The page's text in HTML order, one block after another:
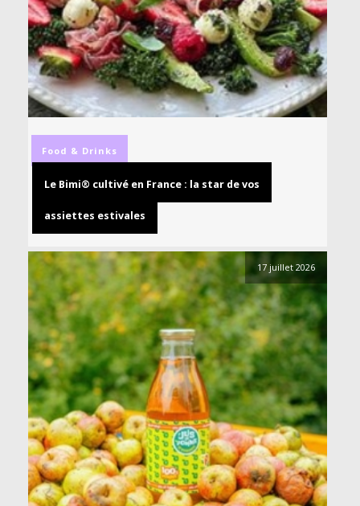
Food & Drinks
Le Bimi® cultivé en France : la star de vos
assiettes estivales
17 juillet 2026